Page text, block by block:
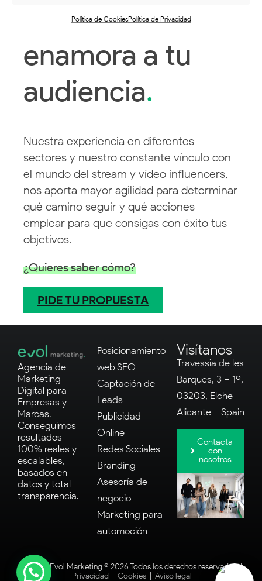
Política de CookiesPolítica de Privacidad
incrementa y
enamora a tu
audiencia.
Nuestra experiencia en diferentes
sectores y nuestro constante vínculo con
el mundo del stream y vídeo influencers,
nos aporta mayor agilidad para determinar
qué camino seguir y qué acciones
emplear para que consigas con éxito tus
objetivos.
¿Quieres saber cómo?
PIDE TU PROPUESTA
Agencia de
Marketing
Digital para
Empresas y
Marcas.
Conseguimos
resultados
100% reales y
escalables,
basados en
datos y total
transparencia.
Posicionamiento
web SEO
Captación de
Leads
Publicidad
Online
Redes Sociales
Branding
Asesoría de
negocio
Marketing para
automoción
Visítanos
Travessia de les
Barques, 3 – 1º,
03203, Elche –
Alicante – Spain
Contacta
con
nosotros
Agencia Evol Marketing ® 2026 Todos los derechos reservados |
Privacidad
Cookies Aviso legal